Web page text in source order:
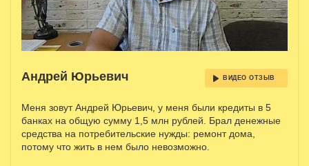
Андрей Юрьевич ВИДЕО ОТЗЫВ
Меня зовут Андрей Юрьевич, у меня были кредиты в 5
банках на общую сумму 1,5 млн рублей. Брал денежные
средства на потребительские нужды: ремонт дома,
потому что жить в нем было невозможно.